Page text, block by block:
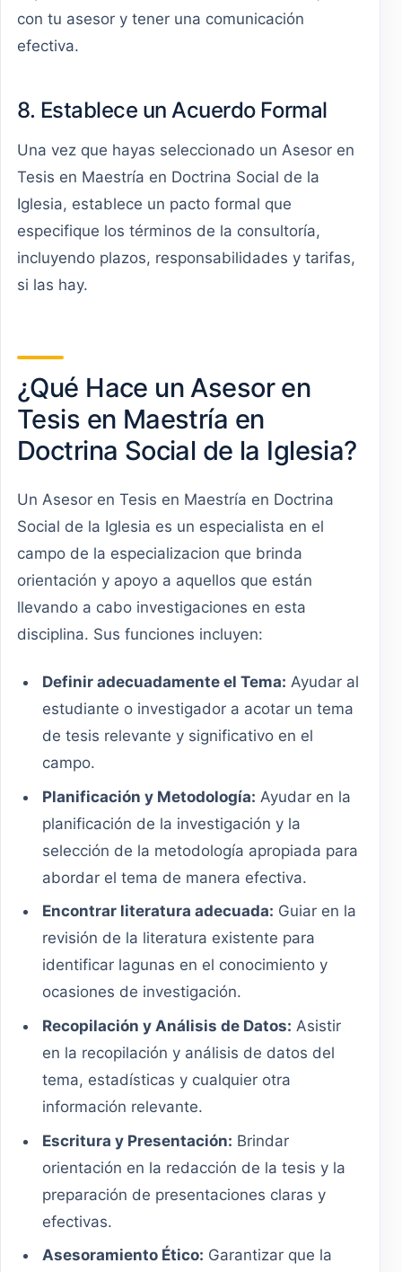
con tu asesor y tener una comunicación
efectiva.
8. Establece un Acuerdo Formal
Una vez que hayas seleccionado un Asesor en
Tesis en Maestría en Doctrina Social de la
Iglesia, establece un pacto formal que
especifique los términos de la consultoría,
incluyendo plazos, responsabilidades y tarifas,
si las hay.
¿Qué Hace un Asesor en
Tesis en Maestría en
Doctrina Social de la Iglesia?
Un Asesor en Tesis en Maestría en Doctrina
Social de la Iglesia es un especialista en el
campo de la especializacion que brinda
orientación y apoyo a aquellos que están
llevando a cabo investigaciones en esta
disciplina. Sus funciones incluyen:
Definir adecuadamente el Tema: Ayudar al
estudiante o investigador a acotar un tema
de tesis relevante y significativo en el
campo.
Planificación y Metodología: Ayudar en la
planificación de la investigación y la
selección de la metodología apropiada para
abordar el tema de manera efectiva.
Encontrar literatura adecuada: Guiar en la
revisión de la literatura existente para
identificar lagunas en el conocimiento y
ocasiones de investigación.
Recopilación y Análisis de Datos: Asistir
en la recopilación y análisis de datos del
tema, estadísticas y cualquier otra
información relevante.
Escritura y Presentación: Brindar
orientación en la redacción de la tesis y la
preparación de presentaciones claras y
efectivas.
Asesoramiento Ético: Garantizar que la